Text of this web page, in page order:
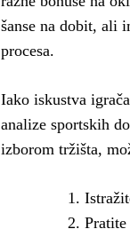
šanse na dobit, ali
procesa.
Iako iskustva
analize sportskih
izborom tržišta,